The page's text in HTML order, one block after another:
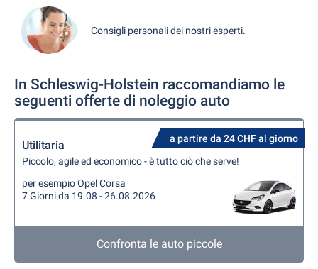
Consigli personali dei nostri esperti.
In Schleswig-Holstein raccomandiamo le
seguenti offerte di noleggio auto
a partire da 24 CHF al giorno
Utilitaria
Piccolo, agile ed economico - è tutto ciò che serve!
per esempio Opel Corsa
7 Giorni da 19.08 - 26.08.2026
Confronta le auto piccole